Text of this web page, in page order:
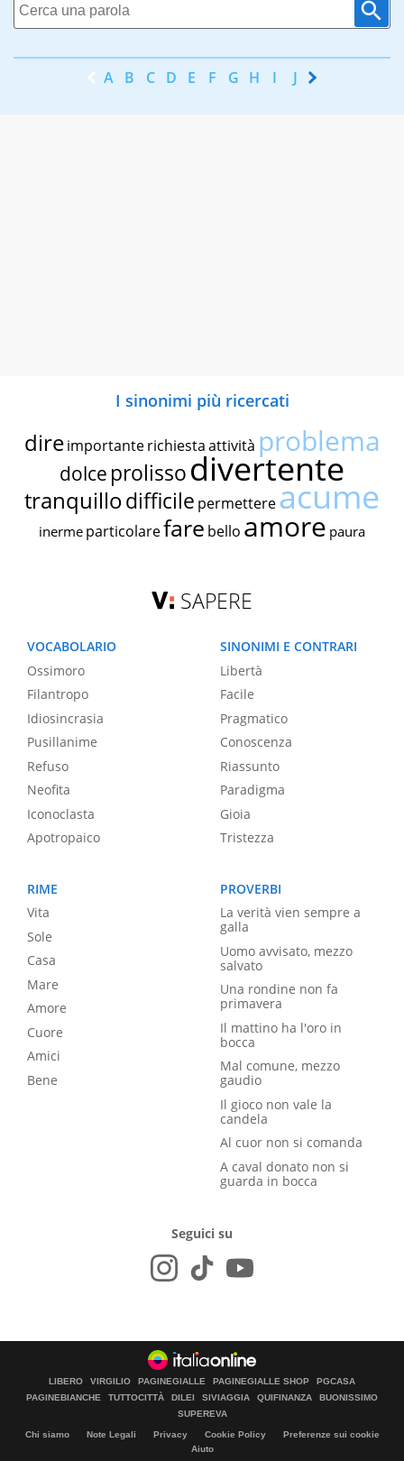
A B C D E F G H I J K
I sinonimi più ricercati
dire importante richiestaattività problema
dolce prolissodivertente
tranquillodifficile permettereacume
inerme particolarefare bello amore paura
SAPERE
VOCABOLARIO
Ossimoro
Filantropo
Idiosincrasia
Pusillanime
Refuso
Neofita
Iconoclasta
Apotropaico
SINONIMI E CONTRARI
Libertà
Facile
Pragmatico
Conoscenza
Riassunto
Paradigma
Gioia
Tristezza
RIME
Vita
Sole
Casa
Mare
Amore
Cuore
Amici
Bene
PROVERBI
La verità vien sempre a
galla
Uomo avvisato, mezzo
salvato
Una rondine non fa
primavera
Il mattino ha l'oro in
bocca
Mal comune, mezzo
gaudio
Il gioco non vale la
candela
Al cuor non si comanda
A caval donato non si
guarda in bocca
Seguici su
LIBERO VIRGILIO PAGINEGIALLE PAGINEGIALLE SHOP
PGCASA
PAGINEBIANCHE
TUTTOCITTÀ DILEI SIVIAGGIA QUIFINANZA
BUONISSIMO
SUPEREVA
Chi siamo Note Legali Privacy Cookie Policy
Preferenze sui cookie
Aiuto